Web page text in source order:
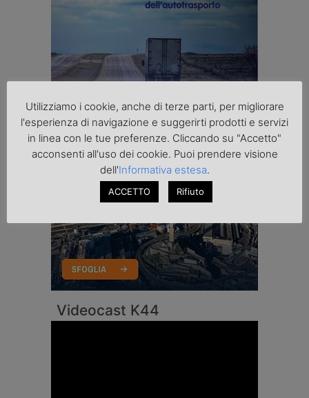
Videocast K44
Utilizziamo i cookie, anche di terze parti, per migliorare
l'esperienza di navigazione e suggerirti prodotti e servizi
in linea con le tue preferenze. Cliccando su "Accetto"
acconsenti all'uso dei cookie. Puoi prendere visione
dell'Informativa estesa.
ACCETTO Rifiuto